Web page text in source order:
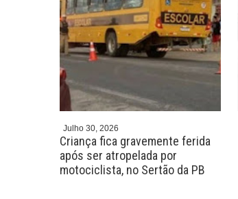
Julho 30, 2026
Criança fica gravemente ferida
após ser atropelada por
motociclista, no Sertão da PB